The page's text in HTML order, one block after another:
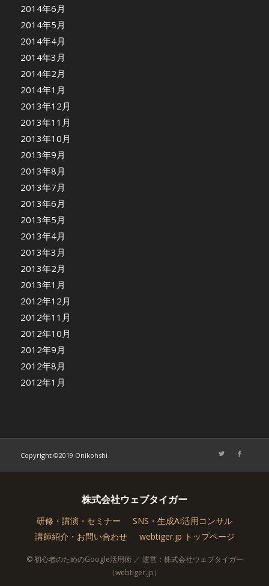
2014年6月
2014年5月
2014年4月
2014年3月
2014年2月
2014年1月
2013年12月
2013年11月
2013年10月
2013年9月
2013年8月
2013年7月
2013年6月
2013年5月
2013年4月
2013年3月
2013年2月
2013年1月
2012年12月
2012年11月
2012年10月
2012年9月
2012年8月
2012年1月
Copyright ©2019 Onikohshi
株式会社ウェブタイガー
研修・講演・セミナー
SNS・生成AI活用コンサル
講師紹介・お問い合わせ
webtiger.jp トップページ
© 初心者のためのGoogle活用術 ／ 運営：株式会社ウェブタイガー
（webtiger.jp）